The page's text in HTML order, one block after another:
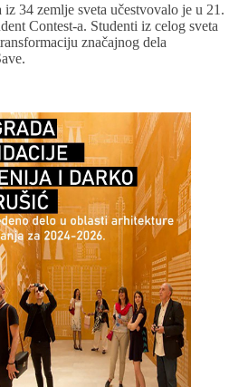
34 zemlje sveta učestvovalo je u 21.
Contest-a. Studenti iz celog sveta
značajnog dela